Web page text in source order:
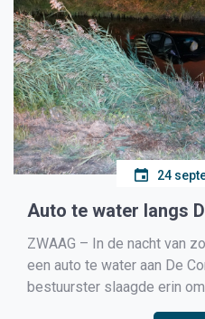
24
Auto te water langs
ZWAAG – In de nacht van
een auto te water aan De
bestuurster slaagde erin
verlaten en op het dak te